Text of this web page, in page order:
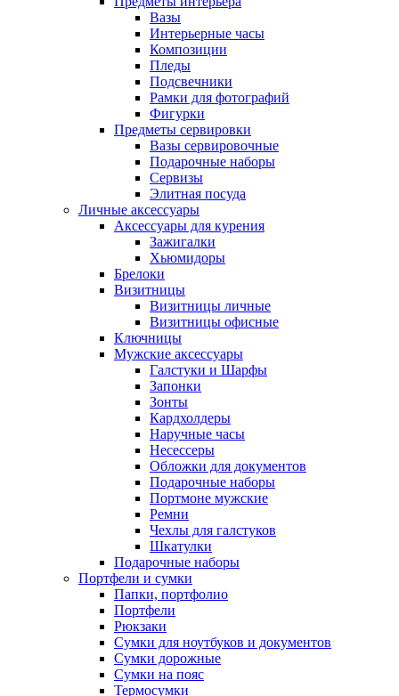
Вазы
Интерьерные часы
Композиции
Пледы
Подсвечники
Рамки для фотографий
Фигурки
Предметы сервировки
Вазы сервировочные
Подарочные наборы
Сервизы
Элитная посуда
Личные аксессуары
Аксессуары для курения
Зажигалки
Хьюмидоры
Брелоки
Визитницы
Визитницы личные
Визитницы офисные
Ключницы
Мужские аксессуары
Галстуки и Шарфы
Запонки
Зонты
Кардхолдеры
Наручные часы
Несессеры
Обложки для документов
Подарочные наборы
Портмоне мужские
Ремни
Чехлы для галстуков
Шкатулки
Подарочные наборы
Портфели и сумки
Папки, портфолио
Портфели
Рюкзаки
Сумки для ноутбуков и документов
Сумки дорожные
Сумки на пояс
Термосумки